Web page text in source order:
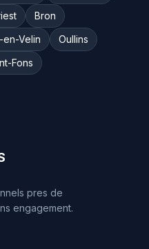
Bron
en-Velin
Oullins
Fons
pres de
engagement.